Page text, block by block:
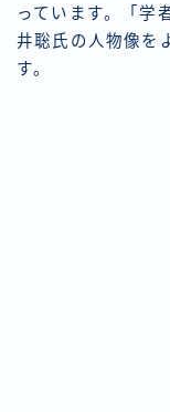
っています。「学
井聡氏の人物像を
す。